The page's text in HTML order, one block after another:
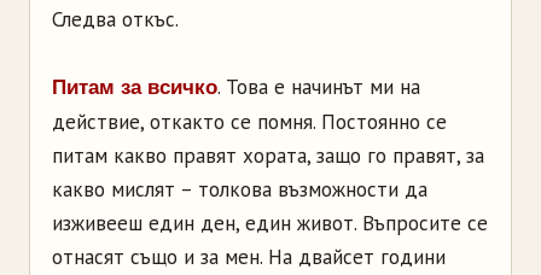
Следва откъс.
Питам за всичко. Това е начинът ми на
действие, откакто се помня. Постоянно се
питам какво правят хората, защо го правят, за
какво мислят – толкова възможности да
изживееш един ден, един живот. Въпросите се
отнасят също и за мен. На двайсет години